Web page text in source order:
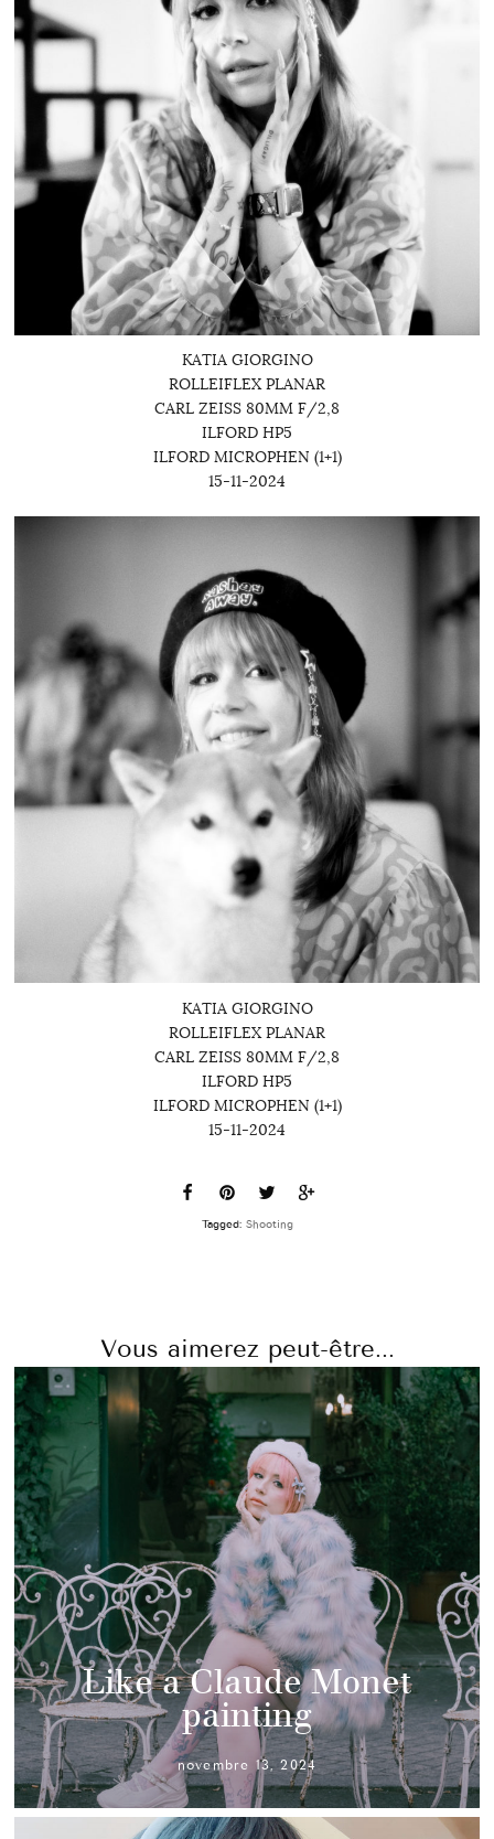
KATIA GIORGINO
ROLLEIFLEX PLANAR
CARL ZEISS 80MM F/2,8
ILFORD HP5
ILFORD MICROPHEN (1+1)
15-11-2024
KATIA GIORGINO
ROLLEIFLEX PLANAR
CARL ZEISS 80MM F/2,8
ILFORD HP5
ILFORD MICROPHEN (1+1)
15-11-2024
Tagged: Shooting
Vous aimerez peut-être...
Like a Claude Monet
painting
novembre 13, 2024